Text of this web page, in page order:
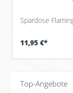
Top-Angebote
Spardose
11,95 €*